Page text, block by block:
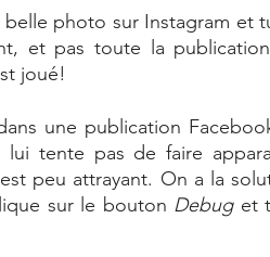
belle photo sur Instagram et
et pas toute la
joué!
une publication
tente pas de faire
peu attrayant. On a la
sur le bouton Debug et